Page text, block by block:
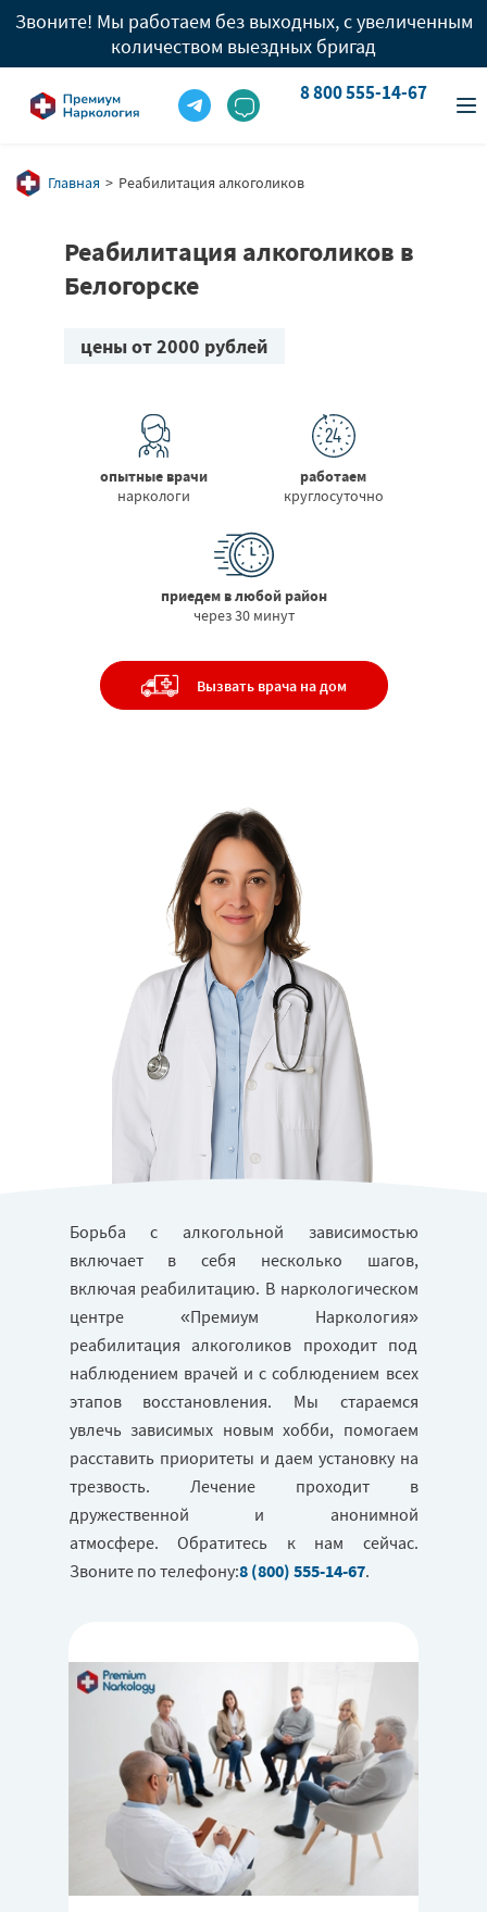
Звоните! Мы работаем без выходных, с увеличенным
количеством выездных бригад
8 800 555-14-67
8 800 555-14-67 info@premium-clinic.com
Вызов врача
Главная Реабилитация алкоголиков
Реабилитация алкоголиков в
Белогорске
цены от 2000 рублей
опытные врачи
наркологи
работаем
круглосуточно
приедем в любой район
через 30 минут
Вызвать врача на дом
Борьба с алкогольной зависимостью
включает в себя несколько шагов,
включая реабилитацию. В наркологическом
центре «Премиум Наркология»
реабилитация алкоголиков проходит под
наблюдением врачей и с соблюдением всех
этапов восстановления. Мы стараемся
увлечь зависимых новым хобби, помогаем
расставить приоритеты и даем установку на
трезвость. Лечение проходит в
дружественной и анонимной
атмосфере. Обратитесь к нам сейчас.
Звоните по телефону:8 (800) 555-14-67.